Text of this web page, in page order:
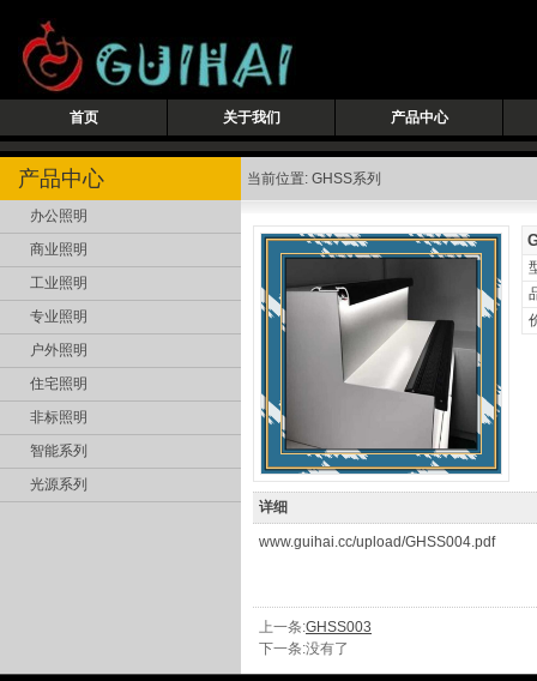
首页 关于我们 产品中心
当前位置: GHSS系列
详细
www.guihai.cc/upload/GHSS004.pdf
上一条:GHSS003
下一条:没有了
产品中心
办公照明
商业照明
工业照明
专业照明
户外照明
住宅照明
非标照明
智能系列
光源系列